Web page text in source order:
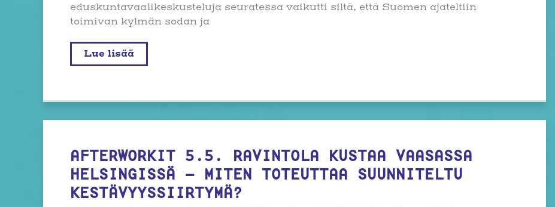
eduskuntavaalikeskusteluja seuratessa vaikutti siltä, että Suomen ajateltiin
toimivan kylmän sodan ja
Pääkirjoitus:
Suomi
Lue lisää
AFTERWORKIT 5.5. RAVINTOLA KUSTAA VAASASSA
HELSINGISSÄ – MITEN TOTEUTTAA SUUNNITELTU
KESTÄVYYSSIIRTYMÄ?